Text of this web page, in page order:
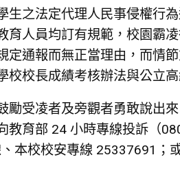
生之法定代理人民事侵權行
育人員均訂有規範，校園霸
定通報而無正當理由，而情
校校長成績考核辦法與公立
勵受凌者及旁觀者勇敢說出
教育部 24 小時專線投訴（
本校校安專線 25337691；